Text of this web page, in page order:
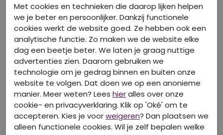
Nieuw
BAKKABOE
W20195/3315214 camel
Korte Broeken
BAKKABOE
W20194/3315213 zwart
Leggings
Met cookies en technieken die daarop lijken helpen
we je beter en persoonlijker. Dankzij functionele
cookies werkt de website goed. Ze hebben ook een
analytische functie. Zo maken we de website elke
dag een beetje beter. We laten je graag nuttige
advertenties zien. Daarom gebruiken we
technologie om je gedrag binnen en buiten onze
website te volgen. Dat doen we op een anonieme
manier. Meer weten? Lees hieralles over onze
cookie- en privacyverklaring. Klik op 'Oké' om te
accepteren. Kies je voorweigeren? Dan plaatsen we
alleen functionele cookies. Wil je zelf bepalen welke